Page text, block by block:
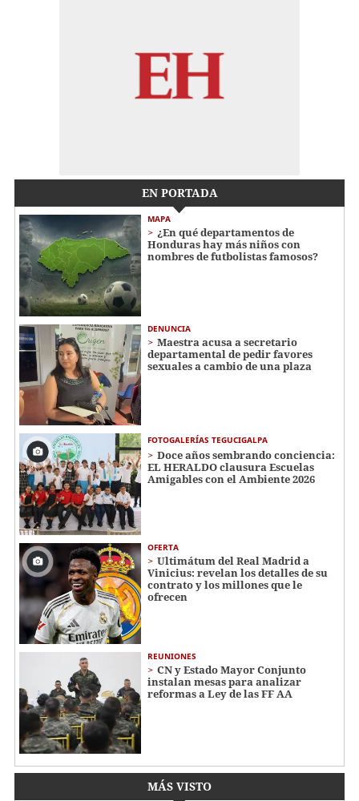
EN PORTADA
MAPA
¿En qué departamentos de
Honduras hay más niños con
nombres de futbolistas famosos?
DENUNCIA
Maestra acusa a secretario
departamental de pedir favores
sexuales a cambio de una plaza
FOTOGALERÍAS TEGUCIGALPA
Doce años sembrando conciencia:
EL HERALDO clausura Escuelas
Amigables con el Ambiente 2026
OFERTA
Ultimátum del Real Madrid a
Vinicius: revelan los detalles de su
contrato y los millones que le
ofrecen
REUNIONES
CN y Estado Mayor Conjunto
instalan mesas para analizar
reformas a Ley de las FF AA
MÁS VISTO